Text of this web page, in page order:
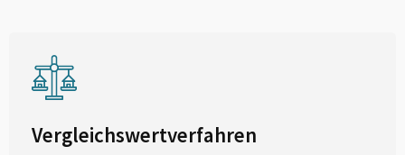
Vergleichswertverfahren